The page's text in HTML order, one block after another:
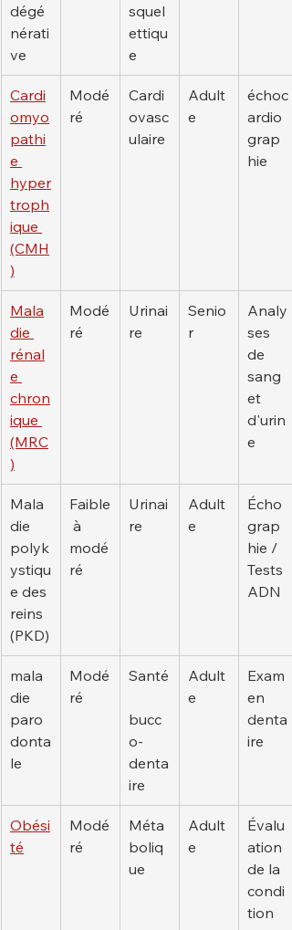
dégé
nérati
ve
squel
ettiqu
e
Cardi
omyo
pathi
e
hyper
troph
ique
(CMH
)
Modé
ré
Cardi
ovasc
ulaire
Adult
e
échoc
ardio
grap
hie
Mala
die
rénal
e
chron
ique
(MRC
)
Modé
ré
Urinai
re
Senio
r
Analy
ses
de
sang
et
d'urin
e
Mala
die
polyk
ystiqu
e des
reins
(PKD)
Faible
à
modé
ré
Urinai
re
Adult
e
Écho
grap
hie /
Tests
ADN
mala
die
paro
donta
le
Modé
ré
Santé
bucc
o-
denta
ire
Adult
e
Exam
en
denta
ire
Obési
té
Modé
ré
Méta
boliq
ue
Adult
e
Évalu
ation
de la
condi
tion